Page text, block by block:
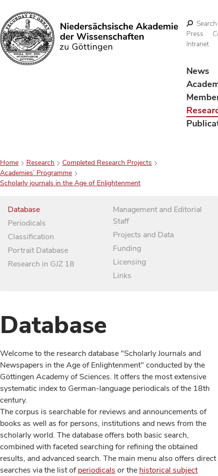
Search
Search
Press
Intranet
News
Home Research
Completed Research Projects
Academies’ Programme
Scholarly journals in the Age of Enlightenment
Database
Periodicals
Classification
Portrait Database
Research in GJZ 18
Management and Editorial
Staff
Projects and Data
Funding
Licensing
Links
Database
Welcome to the research database "Scholarly Journals and
Newspapers in the Age of Enlightenment" conducted by the
Göttingen Academy of Sciences. It offers the most extensive
systematic index to German-language periodicals of the 18th
century.
The corpus is searchable for reviews and announcements of
books as well as for persons, institutions and news from the
scholarly world. The database offers both basic search,
combined with faceted searching for refining the obtained
results, and advanced search. The main menu also offers direct
searches via the list ofperiodicals or the historical subject